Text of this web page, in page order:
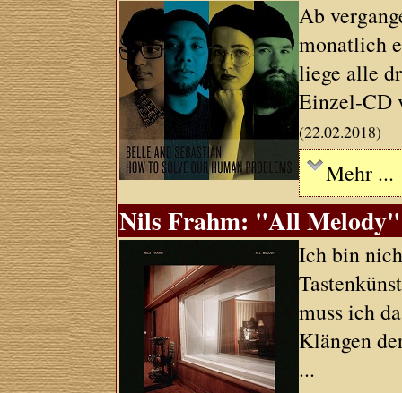
Ab
monatlich
liege alle
Einzel-CD
(22.02.2018)
Mehr ...
Nils Frahm: "All Melody"
Ich bin
muss ich
Klängen
...